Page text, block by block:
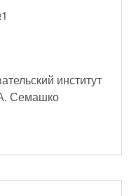
институт
Семашко